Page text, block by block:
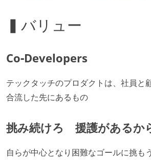
▍バリュー
Co‐Developers
テックタッチのプロダクトは、社員と
合流した先にあるもの
挑み続けろ 援護があるか
自らが中心となり困難なゴールに挑も